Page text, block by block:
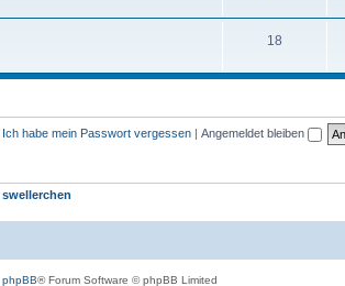
18
Ich habe mein Passwort vergessen | Angemeldet bleiben
swellerchen
phpBB® Forum Software © phpBB Limited